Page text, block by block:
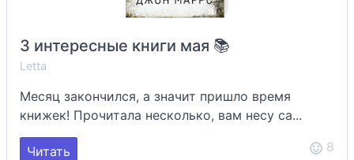
3 интересные книги мая 📚
Letta
Месяц закончился, а значит пришло время
книжек! Прочитала несколько, вам несу са...
Читать 8